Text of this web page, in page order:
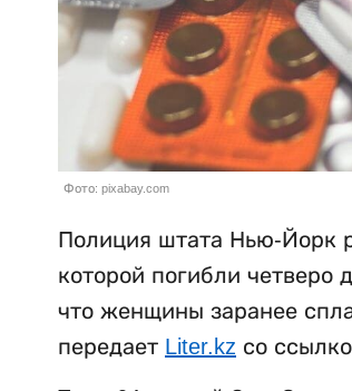
Фото: pixabay.com
Полиция штата Нью-Йорк
которой погибли
что женщины заранее
передает Liter.kz со